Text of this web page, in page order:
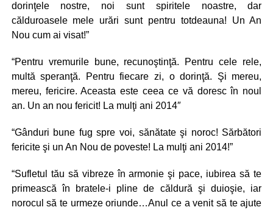
dorinţele nostre, noi sunt spiritele noastre, dar
călduroasele mele urări sunt pentru totdeauna! Un An
Nou cum ai visat!”
“Pentru vremurile bune, recunoştinţă. Pentru cele rele,
multă speranţă. Pentru fiecare zi, o dorinţă. Şi mereu,
mereu, fericire. Aceasta este ceea ce vă doresc în noul
an. Un an nou fericit! La mulţi ani 2014″
“Gânduri bune fug spre voi, sănătate şi noroc! Sărbători
fericite şi un An Nou de poveste! La mulţi ani 2014!”
“Sufletul tău să vibreze în armonie şi pace, iubirea să te
primească în bratele-i pline de căldură şi duioşie, iar
norocul să te urmeze oriunde…Anul ce a venit să te ajute